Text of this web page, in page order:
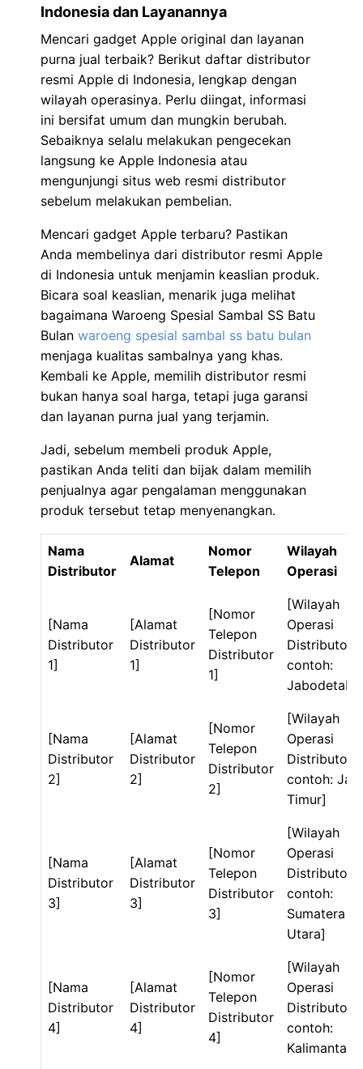
Indonesia dan Layanannya
Mencari gadget Apple original dan layanan
purna jual terbaik? Berikut daftar distributor
resmi Apple di Indonesia, lengkap dengan
wilayah operasinya. Perlu diingat, informasi
ini bersifat umum dan mungkin berubah.
Sebaiknya selalu melakukan pengecekan
langsung ke Apple Indonesia atau
mengunjungi situs web resmi distributor
sebelum melakukan pembelian.
Mencari gadget Apple terbaru? Pastikan
Anda membelinya dari distributor resmi Apple
di Indonesia untuk menjamin keaslian produk.
Bicara soal keaslian, menarik juga melihat
bagaimana Waroeng Spesial Sambal SS Batu
Bulan waroeng spesial sambal ss batu bulan
menjaga kualitas sambalnya yang khas.
Kembali ke Apple, memilih distributor resmi
bukan hanya soal harga, tetapi juga garansi
dan layanan purna jual yang terjamin.
Jadi, sebelum membeli produk Apple,
pastikan Anda teliti dan bijak dalam memilih
penjualnya agar pengalaman menggunakan
produk tersebut tetap menyenangkan.
Nama
Distributor
Alamat
Nomor
Telepon
Wilayah
Operasi
[Nama
Distributor
1]
[Alamat
Distributor
1]
[Nomor
Telepon
Distributor
1]
[Wilayah
Operasi
Distributor
contoh:
[Nama
Distributor
2]
[Alamat
Distributor
2]
[Nomor
Telepon
Distributor
2]
[Wilayah
Operasi
Distributor
contoh:
Timur]
[Nama
Distributor
3]
[Alamat
Distributor
3]
[Nomor
Telepon
Distributor
3]
[Wilayah
Operasi
Distributor
contoh:
Sumatera
Utara]
[Nama
Distributor
4]
[Alamat
Distributor
4]
[Nomor
Telepon
Distributor
4]
[Wilayah
Operasi
Distributor
contoh:
Kalimantan]